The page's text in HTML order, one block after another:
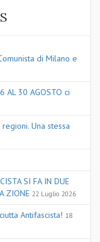
di Milano e
AL 30 AGOSTO ci
Una stessa
SI FA IN DUE
ZIONE 22 Luglio 2026
Antifascista! 18